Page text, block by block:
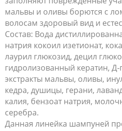
мальвы и оливы борются с
волосам здоровый вид и
Состав: Вода
натрия кокоил изетионат,
лаурил глюкозид, децил
гидролизованный кератин,
экстракты мальвы, оливы,
кедра, душицы, герани,
калия, бензоат натрия,
серебра.
Данная линейка шампуней